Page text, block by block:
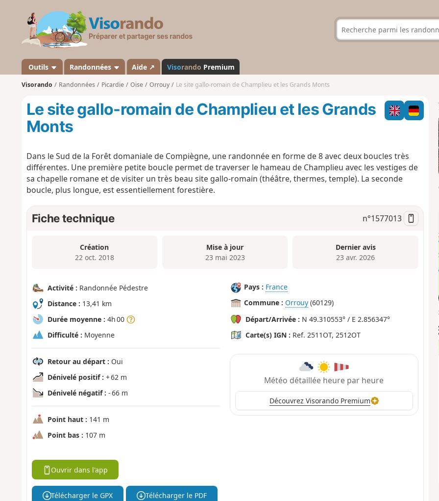
s
a
n
d
Outils Randonnées Aide ↗ Visorando Premium
Visorando Randonnées Picardie Oise Orrouy Le site gallo-romain de Champlieu et les Grands Monts
Le site gallo-romain de Champlieu et les Grands
Monts
Dans le Sud de la Forêt domaniale de Compiègne, une randonnée en forme de 8 avec deux boucles très
différentes. Une première petite boucle permet de traverser le hameau de Champlieu avec les vestiges de
sa chapelle romane et de visiter un très beau site gallo-romain (théâtre, thermes, temple). La seconde
boucle, plus longue, est essentiellement forestière.
Fiche technique n°1577013
Création
22 oct. 2018
Mise à jour
23 mai 2023
Dernier avis
23 avr. 2026
Activité : Randonnée Pédestre
Distance : 13,41 km
Durée moyenne : 4h 00
Difficulté : Moyenne
Retour au départ : Oui
Dénivelé positif : + 62 m
Dénivelé négatif : - 66 m
Point haut : 141 m
Point bas : 107 m
Pays : France
Commune : Orrouy (60129)
Départ/Arrivée : N 49.310553° / E 2.856347°
Carte(s) IGN : Ref. 2511OT, 2512OT
Météo détaillée heure par heure
Découvrez Visorando Premium
Ouvrir dans l'app
Télécharger le GPX Télécharger le PDF